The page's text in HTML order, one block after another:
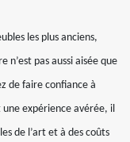
les plus anciens,
n’est pas aussi aisée que
de faire confiance à
expérience avérée, il
de l’art et à des coûts